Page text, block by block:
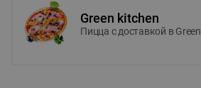
Green kitchen
Пицца c доставкой в Green